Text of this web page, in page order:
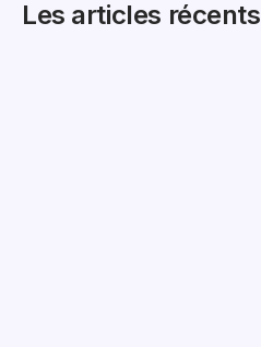
Les articles récents